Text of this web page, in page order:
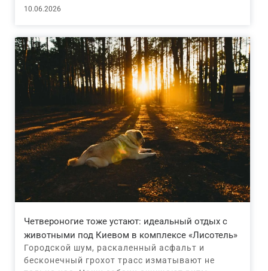
10.06.2026
Четвероногие тоже устают: идеальный отдых с
животными под Киевом в комплексе «Лисотель»
Городской шум, раскаленный асфальт и
бесконечный грохот трасс изматывают не